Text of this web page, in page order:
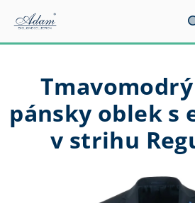
obsah
pánsky oblek s
v strihu